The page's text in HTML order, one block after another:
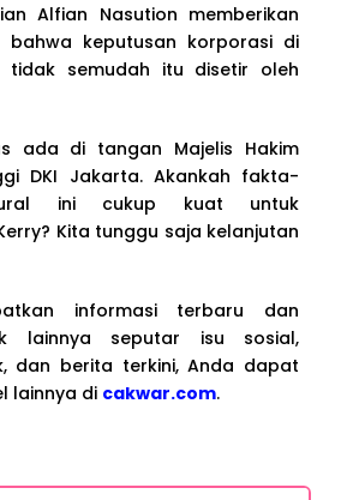
Alfian Nasution memberikan
bahwa keputusan korporasi di
tidak semudah itu disetir oleh
ada di tangan Majelis Hakim
DKI Jakarta. Akankah fakta-
ini cukup kuat untuk
Kita tunggu saja kelanjutan
informasi terbaru dan
lainnya seputar isu sosial,
dan berita terkini, Anda dapat
lainnya di cakwar.com.